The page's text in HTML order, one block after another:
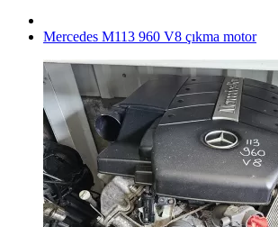
Mercedes M113 960 V8 çıkma motor